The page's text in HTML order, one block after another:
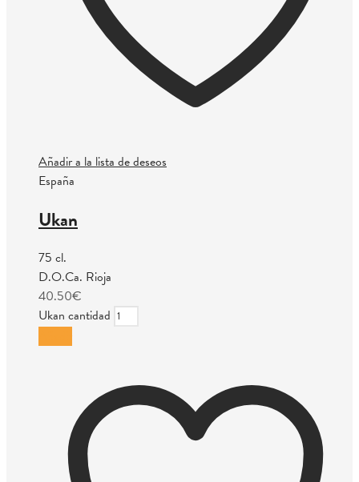
Añadir a la lista de deseos
España
Ukan
75 cl.
D.O.Ca. Rioja
40.50€
Ukan cantidad